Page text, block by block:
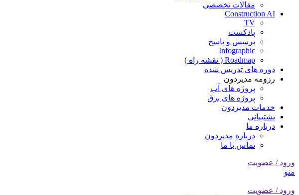
مقالات تخصصی
Construction AI
TV
پادکست
پرسش و پاسخ
Infographic
Roadmap ( نقشه راه )
دوره های تدریس شده
رزومه مدیردون
پروژه های آب
پروژه های برق
خدمات مدیردون
پشتیبانی
درباره ما
درباره مدیردون
تماس با ما
ورود / عضویت
منو
ورود / عضویت